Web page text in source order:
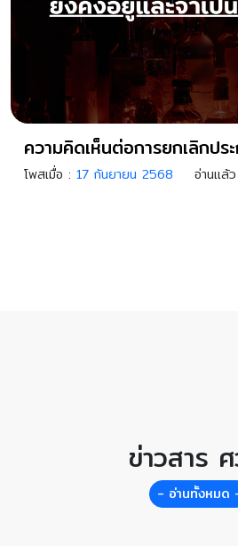
ความคิดเห็นต่อการยกเลิกปร
โพสเมื่อ : 17 กันยายน 2568 อ่านแล้ว
ข่าวสาร
- อ่านทั้งหมด